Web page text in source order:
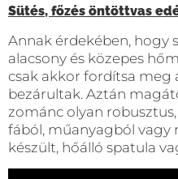
Sütés, főzés öntöttvas
Annak érdekében, hogy
alacsony és közepes
csak akkor fordítsa meg
bezárultak. Aztán
zománc olyan
fából, műanyagból vagy
készült, hőálló spatula